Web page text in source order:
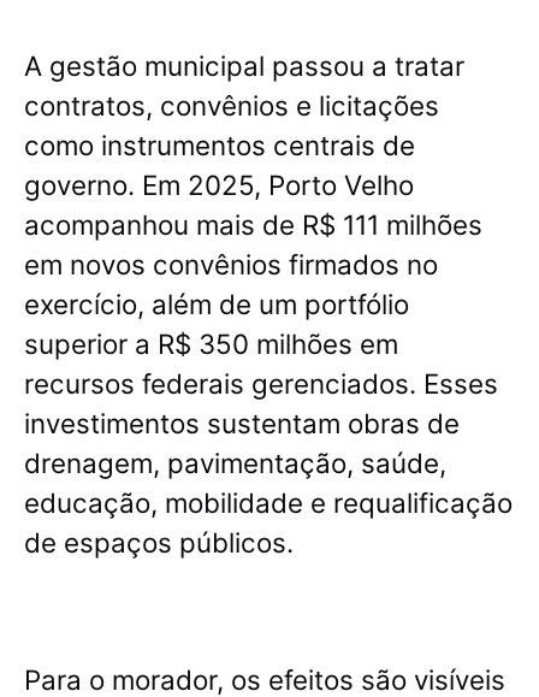
A gestão municipal passou a tratar
contratos, convênios e licitações
como instrumentos centrais de
governo. Em 2025, Porto Velho
acompanhou mais de R$ 111 milhões
em novos convênios firmados no
exercício, além de um portfólio
superior a R$ 350 milhões em
recursos federais gerenciados. Esses
investimentos sustentam obras de
drenagem, pavimentação, saúde,
educação, mobilidade e requalificação
de espaços públicos.
Para o morador, os efeitos são visíveis